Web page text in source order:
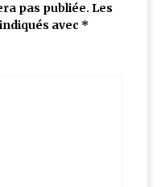
pas publiée. Les
avec *